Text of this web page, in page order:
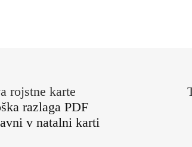
rojstne karte
razlaga PDF
v natalni karti